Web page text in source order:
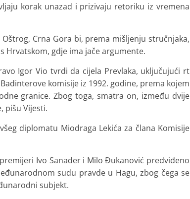
korak unazad i prizivaju retoriku iz vremena
Crna Gora bi, prema mišljenju stručnjaka,
Hrvatskom, gdje ima jače argumente.
Igor Vio tvrdi da cijela Prevlaka, uključujući rt
komisije iz 1992. godine, prema kojem
granice. Zbog toga, smatra on, između dvije
pišu Vijesti.
diplomatu Miodraga Lekića za člana Komisije
Ivo Sanader i Milo Đukanović predviđeno
sudu pravde u Hagu, zbog čega se
subjekt.